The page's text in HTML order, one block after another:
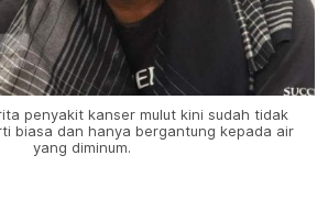
penyakit kanser mulut kini sudah tidak
biasa dan hanya bergantung kepada air
yang diminum.